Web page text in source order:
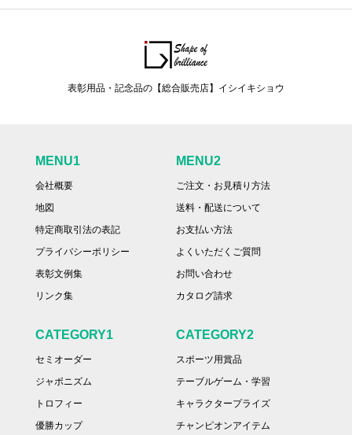
表彰用品・記念品の【総合販売店】イシイキショウ
MENU1
会社概要
地図
特定商取引法の表記
プライバシーポリシー
表彰文例集
リンク集
MENU2
ご注文・お見積り方法
送料・配送について
お支払い方法
よくいただくご質問
お問い合わせ
カタログ請求
CATEGORY1
セミオーダー
ジャポニズム
トロフィー
優勝カップ
CATEGORY2
スポーツ用賞品
テーブルゲーム・学習
キャラクタープライズ
チャンピオンアイテム